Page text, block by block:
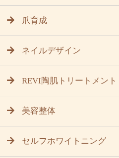
爪育成
ネイルデザイン
REVI陶肌トリートメント
美容整体
セルフホワイトニング